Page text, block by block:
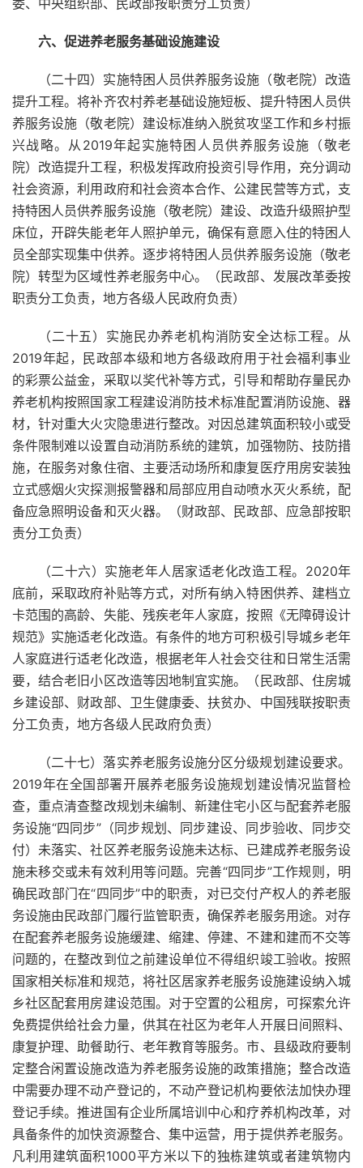
六、促进养老服务基础设施建设
（二十四）实施特困人员供养服务设施（敬老院）改造
提升工程。将补齐农村养老基础设施短板、提升特困人员供
养服务设施（敬老院）建设标准纳入脱贫攻坚工作和乡村振
兴战略。从2019年起实施特困人员供养服务设施（敬老
院）改造提升工程，积极发挥政府投资引导作用，充分调动
社会资源，利用政府和社会资本合作、公建民营等方式，支
持特困人员供养服务设施（敬老院）建设、改造升级照护型
床位，开辟失能老年人照护单元，确保有意愿入住的特困人
员全部实现集中供养。逐步将特困人员供养服务设施（敬老
院）转型为区域性养老服务中心。（民政部、发展改革委按
职责分工负责，地方各级人民政府负责）
（二十五）实施民办养老机构消防安全达标工程。从
2019年起，民政部本级和地方各级政府用于社会福利事业
的彩票公益金，采取以奖代补等方式，引导和帮助存量民办
养老机构按照国家工程建设消防技术标准配置消防设施、器
材，针对重大火灾隐患进行整改。对因总建筑面积较小或受
条件限制难以设置自动消防系统的建筑，加强物防、技防措
施，在服务对象住宿、主要活动场所和康复医疗用房安装独
立式感烟火灾探测报警器和局部应用自动喷水灭火系统，配
备应急照明设备和灭火器。（财政部、民政部、应急部按职
责分工负责）
（二十六）实施老年人居家适老化改造工程。2020年
底前，采取政府补贴等方式，对所有纳入特困供养、建档立
卡范围的高龄、失能、残疾老年人家庭，按照《无障碍设计
规范》实施适老化改造。有条件的地方可积极引导城乡老年
人家庭进行适老化改造，根据老年人社会交往和日常生活需
要，结合老旧小区改造等因地制宜实施。（民政部、住房城
乡建设部、财政部、卫生健康委、扶贫办、中国残联按职责
分工负责，地方各级人民政府负责）
（二十七）落实养老服务设施分区分级规划建设要求。
2019年在全国部署开展养老服务设施规划建设情况监督检
查，重点清查整改规划未编制、新建住宅小区与配套养老服
务设施“四同步”（同步规划、同步建设、同步验收、同步交
付）未落实、社区养老服务设施未达标、已建成养老服务设
施未移交或未有效利用等问题。完善“四同步”工作规则，明
确民政部门在“四同步”中的职责，对已交付产权人的养老服
务设施由民政部门履行监管职责，确保养老服务用途。对存
在配套养老服务设施缓建、缩建、停建、不建和建而不交等
问题的，在整改到位之前建设单位不得组织竣工验收。按照
国家相关标准和规范，将社区居家养老服务设施建设纳入城
乡社区配套用房建设范围。对于空置的公租房，可探索允许
免费提供给社会力量，供其在社区为老年人开展日间照料、
康复护理、助餐助行、老年教育等服务。市、县级政府要制
定整合闲置设施改造为养老服务设施的政策措施；整合改造
中需要办理不动产登记的，不动产登记机构要依法加快办理
登记手续。推进国有企业所属培训中心和疗养机构改革，对
具备条件的加快资源整合、集中运营，用于提供养老服务。
凡利用建筑面积1000平方米以下的独栋建筑或者建筑物内